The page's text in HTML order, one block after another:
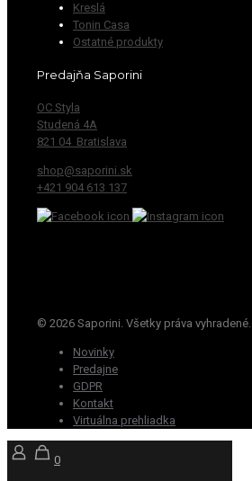
Kreslá
Tonin Casa
Ostatné produkty
Predajňa Saporini
OC Styla
Studená 4A
821 04 Bratislava
shop@saporini.sk
+421 904 613 137
© 2026 Saporini. Všetky práva vyhradené.
Novinky
Predajne
GDPR
Kontakt
Virtuálna prehliadka
0